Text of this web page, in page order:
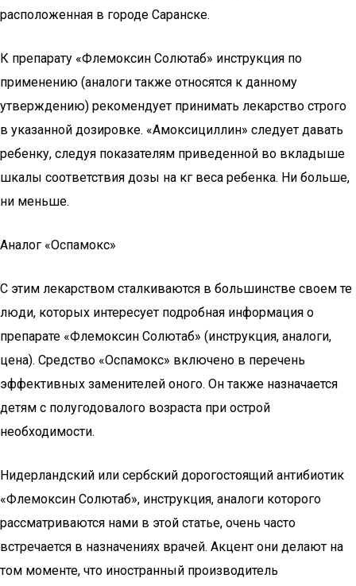
расположенная в городе Саранске.
К препарату «Флемоксин Солютаб» инструкция по
применению (аналоги также относятся к данному
утверждению) рекомендует принимать лекарство строго
в указанной дозировке. «Амоксициллин» следует давать
ребенку, следуя показателям приведенной во вкладыше
шкалы соответствия дозы на кг веса ребенка. Ни больше,
ни меньше.
Аналог «Оспамокс»
С этим лекарством сталкиваются в большинстве своем те
люди, которых интересует подробная информация о
препарате «Флемоксин Солютаб» (инструкция, аналоги,
цена). Средство «Оспамокс» включено в перечень
эффективных заменителей оного. Он также назначается
детям с полугодовалого возраста при острой
необходимости.
Нидерландский или сербский дорогостоящий антибиотик
«Флемоксин Солютаб», инструкция, аналоги которого
рассматриваются нами в этой статье, очень часто
встречается в назначениях врачей. Акцент они делают на
том моменте, что иностранный производитель